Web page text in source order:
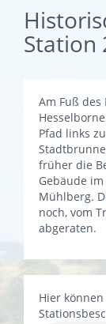
Station
Am Fuß
Pfad links
früher die
Gebäude
Mühlberg.
noch, vom
abgeraten.
Hier